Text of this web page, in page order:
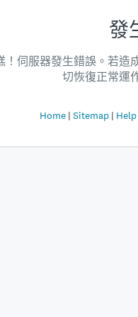
發
！伺服器發生錯誤。若造
切恢復正常運
Home Sitemap